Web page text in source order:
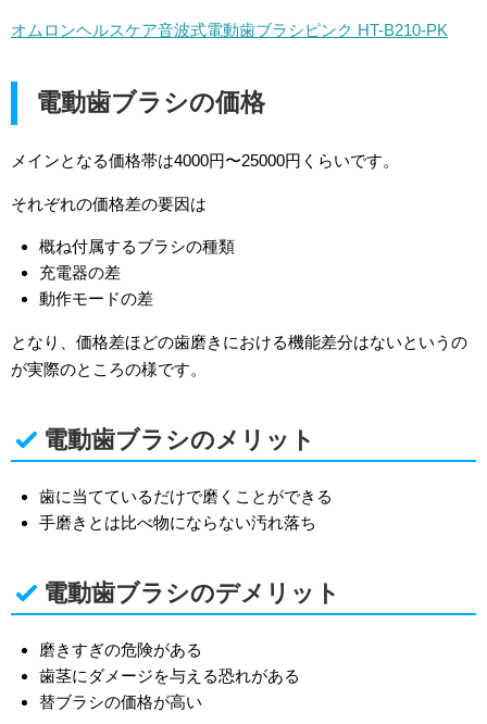
オムロンヘルスケア音波式電動歯ブラシピンク HT-B210-PK
電動歯ブラシの価格
メインとなる価格帯は4000円〜25000円くらいです。
それぞれの価格差の要因は
概ね付属するブラシの種類
充電器の差
動作モードの差
となり、価格差ほどの歯磨きにおける機能差分はないというの
が実際のところの様です。
電動歯ブラシのメリット
歯に当てているだけで磨くことができる
手磨きとは比べ物にならない汚れ落ち
電動歯ブラシのデメリット
磨きすぎの危険がある
歯茎にダメージを与える恐れがある
替ブラシの価格が高い